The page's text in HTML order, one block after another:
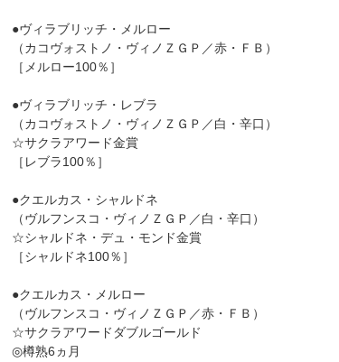
●ヴィラブリッチ・メルロー
（カコヴォストノ・ヴィノＺＧＰ／赤・ＦＢ）
［メルロー100％］
●ヴィラブリッチ・レブラ
（カコヴォストノ・ヴィノＺＧＰ／白・辛口）
☆サクラアワード金賞
［レブラ100％］
●クエルカス・シャルドネ
（ヴルフンスコ・ヴィノＺＧＰ／白・辛口）
☆シャルドネ・デュ・モンド金賞
［シャルドネ100％］
●クエルカス・メルロー
（ヴルフンスコ・ヴィノＺＧＰ／赤・ＦＢ）
☆サクラアワードダブルゴールド
◎樽熟6ヵ月